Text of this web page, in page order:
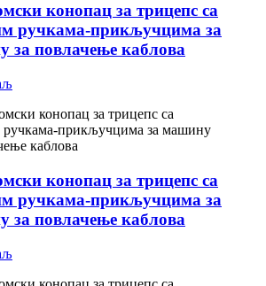
конопац за трицепс са
ручкама-прикључцима за
за повлачење каблова
конопац за трицепс са
ручкама-прикључцима за
за повлачење каблова